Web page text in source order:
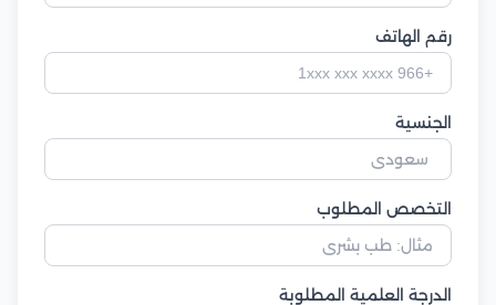
رقم الهاتف
الجنسية
التخصص المطلوب
الدرجة العلمية المطلوبة